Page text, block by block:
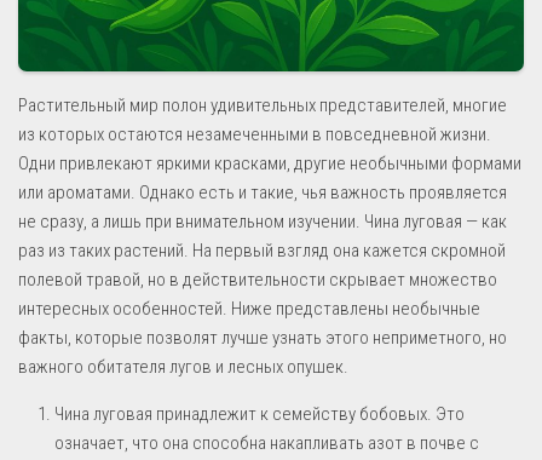
Растительный мир полон удивительных представителей, многие
из которых остаются незамеченными в повседневной жизни.
Одни привлекают яркими красками, другие необычными формами
или ароматами. Однако есть и такие, чья важность проявляется
не сразу, а лишь при внимательном изучении. Чина луговая — как
раз из таких растений. На первый взгляд она кажется скромной
полевой травой, но в действительности скрывает множество
интересных особенностей. Ниже представлены необычные
факты, которые позволят лучше узнать этого неприметного, но
важного обитателя лугов и лесных опушек.
Чина луговая принадлежит к семейству бобовых. Это
означает, что она способна накапливать азот в почве с